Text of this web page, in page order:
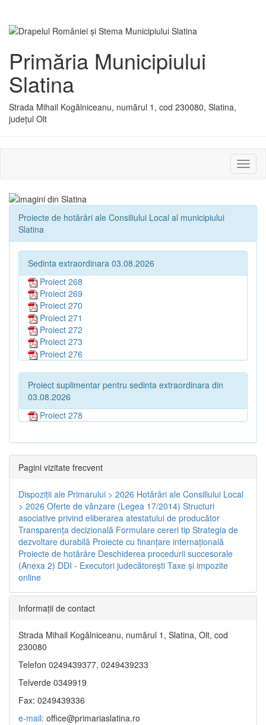
Primăria Municipiului
Slatina
Strada Mihail Kogălniceanu, numărul 1, cod 230080, Slatina,
județul Olt
sau
Proiecte de hotărâri ale Consiliului Local al municipiului
Slatina
Sedinta extraordinara 03.08.2026
Proiect 268
Proiect 269
Proiect 270
Proiect 271
Proiect 272
Proiect 273
Proiect 276
Proiect suplimentar pentru sedinta extraordinara din
03.08.2026
Proiect 278
Pagini vizitate frecvent
Dispoziţii ale Primarului > 2026 Hotărâri ale Consiliului Local
> 2026 Oferte de vânzare (Legea 17/2014) Structuri
asociative privind eliberarea atestatului de producător
Transparenţa decizională Formulare cereri tip Strategia de
dezvoltare durabilă Proiecte cu finanţare internaţională
Proiecte de hotărâre Deschiderea procedurii succesorale
(Anexa 2) DDI - Executori judecătorești Taxe şi impozite
online
Informaţii de contact
Strada Mihail Kogălniceanu, numărul 1, Slatina, Olt, cod
230080
Telefon 0249439377, 0249439233
Telverde 0349919
Fax: 0249439336
e-mail: office@primariaslatina.ro